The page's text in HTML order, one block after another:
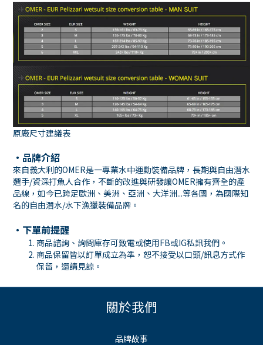
原廠尺寸建議表
・品牌介紹
來自義大利的OMER是一專業水中運動裝備品牌，長期與自由潛水
選手/資深打魚人合作，不斷的改進與研發讓OMER擁有齊全的產
品線，如今已跨足歐洲、美洲、亞洲、大洋洲...等各國，為國際知
名的自由潛水/水下漁獵裝備品牌。
・下單前提醒
商品諮詢、詢問庫存可致電或使用FB或IG私訊我們。
商品保留皆以訂單成立為準，恕不接受以口頭/訊息方式作
保留，還請見諒。
關於我們
品牌故事